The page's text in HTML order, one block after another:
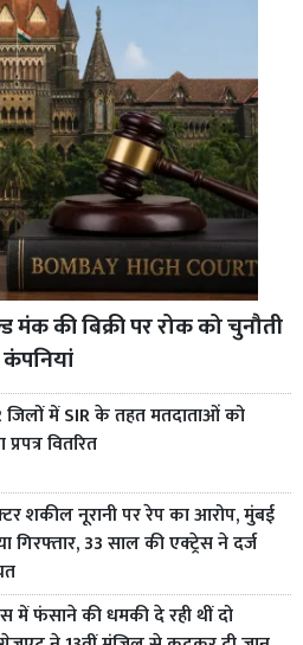
की बिक्री पर रोक को चुनौती
कंपनियां
जिलों में SIR के तहत मतदाताओं को
वितरित
शकील नूरानी पर रेप का आरोप, मुंबई
गिरफ्तार, 33 साल की एक्ट्रेस ने दर्ज
फंसाने की धमकी दे रही थीं दो